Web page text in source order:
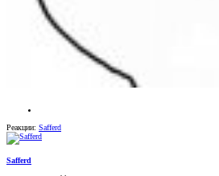
Реакции: Safferd
Safferd